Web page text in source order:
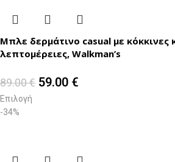
Μπλε δερμάτινο casual με κόκκινες
λεπτομέρειες, Walkman’s
89.00€ 59.00 €
Επιλογή
-34%